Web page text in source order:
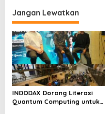
Metro Bekasi Kota
Jangan Lewatkan
INDODAX Dorong Literasi
Quantum Computing untuk